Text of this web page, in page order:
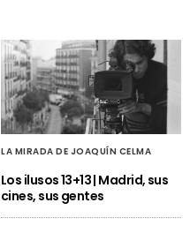
LA MIRADA DE JOAQUÍN CELMA
Los ilusos 13+13 | Madrid, sus
cines, sus gentes